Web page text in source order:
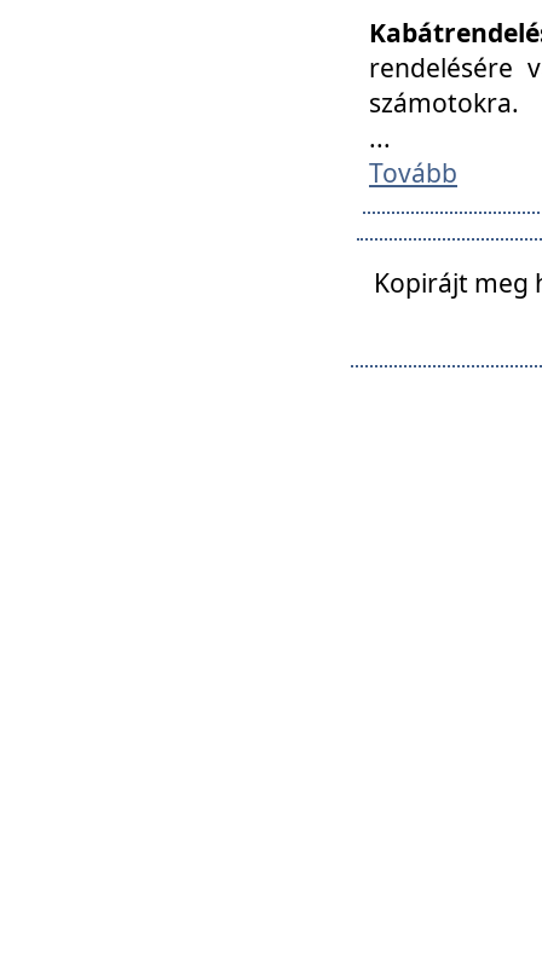
rendelésére
számotokra.
...
Tovább
Kopirájt meg